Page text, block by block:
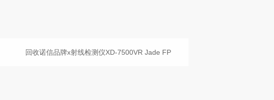
回收诺信品牌x射线检测仪XD-7500VR Jade FP